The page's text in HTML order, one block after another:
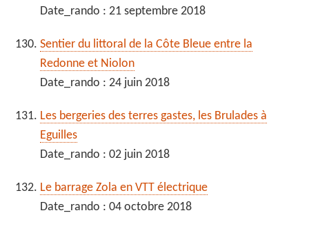
Date_rando : 21 septembre 2018
Sentier du littoral de la Côte Bleue entre la
Redonne et Niolon
Date_rando : 24 juin 2018
Les bergeries des terres gastes, les Brulades à
Eguilles
Date_rando : 02 juin 2018
Le barrage Zola en VTT électrique
Date_rando : 04 octobre 2018